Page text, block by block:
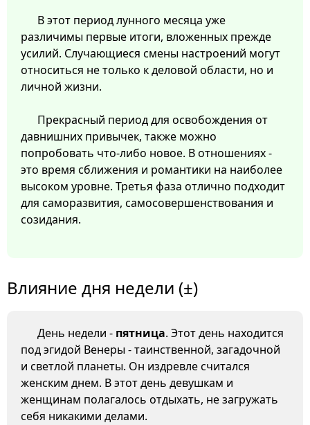
В этот период лунного месяца уже
различимы первые итоги, вложенных прежде
усилий. Случающиеся смены настроений могут
относиться не только к деловой области, но и
личной жизни.
Прекрасный период для освобождения от
давнишних привычек, также можно
попробовать что-либо новое. В отношениях -
это время сближения и романтики на наиболее
высоком уровне. Третья фаза отлично подходит
для саморазвития, самосовершенствования и
созидания.
Влияние дня недели (±)
День недели - пятница. Этот день находится
под эгидой Венеры - таинственной, загадочной
и светлой планеты. Он издревле считался
женским днем. В этот день девушкам и
женщинам полагалось отдыхать, не загружать
себя никакими делами.